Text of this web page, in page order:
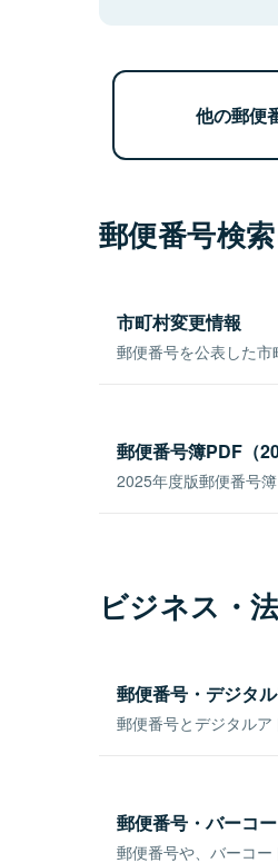
他の郵便
郵便番号検
市町村変更情報
郵便番号を公表した市
郵便番号簿PDF（
2025年度版郵便番号
ビジネス・
郵便番号・デジタ
郵便番号とデジタルア
郵便番号・バーコ
郵便番号や、バーコー